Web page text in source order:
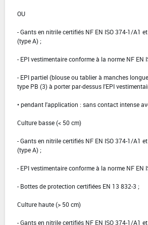
OU
- Gants en nitrile certifiés NF EN ISO 374-1/A1
(type A) ;
- EPI vestimentaire conforme à la norme NF EN
- EPI partiel (blouse ou tablier à manches
type PB (3) à porter par-dessus l'EPI
• pendant l'application : sans contact intense
Culture basse (< 50 cm)
- Gants en nitrile certifiés NF EN ISO 374-1/A1
(type A) ;
- EPI vestimentaire conforme à la norme NF EN
- Bottes de protection certifiées EN 13 832-3 ;
Culture haute (> 50 cm)
- Gants en nitrile certifiés NF EN ISO 374-1/A1